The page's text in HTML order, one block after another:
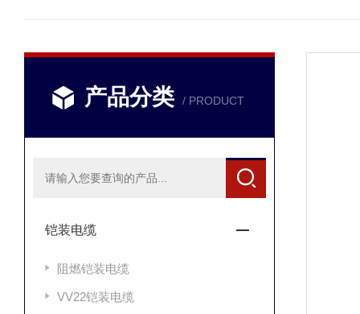
产品分类 / PRODUCT
铠装电缆
阻燃铠装电缆
VV22铠装电缆